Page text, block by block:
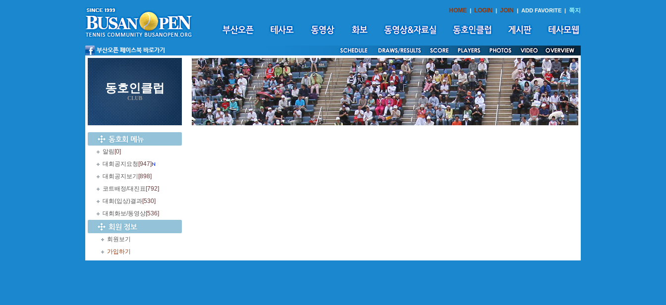
HOME | LOGIN | JOIN | ADD FAVORITE | 쪽지
동호인클럽
CLUB
알림 [0]
대회공지요청 [947]
대회공지보기 [898]
코트배정/대진표 [792]
대회(입상)결과[530]
대회화보/동영상[536]
회원보기
가입하기